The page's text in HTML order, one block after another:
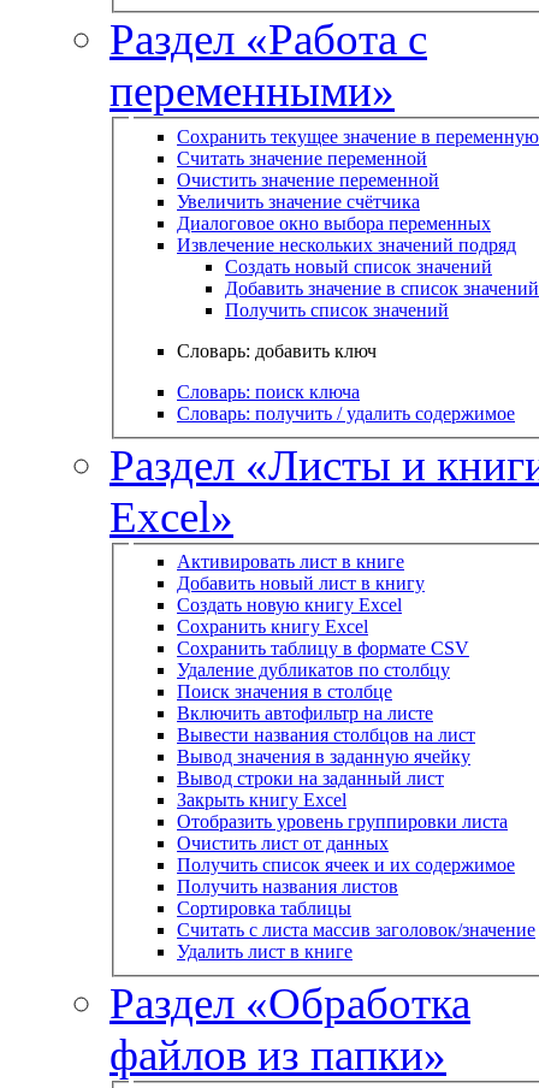
Раздел «Работа с
переменными»
Сохранить текущее значение в переменную
Считать значение переменной
Очистить значение переменной
Увеличить значение счётчика
Диалоговое окно выбора переменных
Извлечение нескольких значений подряд
Создать новый список значений
Добавить значение в список значений
Получить список значений
Словарь: добавить ключ
Словарь: поиск ключа
Словарь: получить / удалить содержимое
Раздел «Листы и
Excel»
Активировать лист в книге
Добавить новый лист в книгу
Создать новую книгу Excel
Сохранить книгу Excel
Сохранить таблицу в формате CSV
Удаление дубликатов по столбцу
Поиск значения в столбце
Включить автофильтр на листе
Вывести названия столбцов на лист
Вывод значения в заданную ячейку
Вывод строки на заданный лист
Закрыть книгу Excel
Отобразить уровень группировки листа
Очистить лист от данных
Получить список ячеек и их содержимое
Получить названия листов
Сортировка таблицы
Считать с листа массив заголовок/значение
Удалить лист в книге
Раздел «Обработка
файлов из папки»